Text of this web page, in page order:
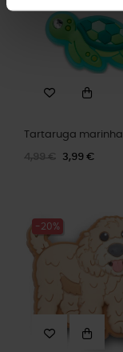
Tartaruga marinha
4,99 € 3,99 €
-20%